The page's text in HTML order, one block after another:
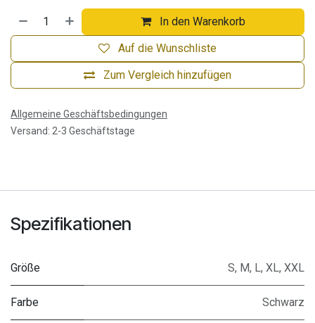
In den Warenkorb
Zum Vergleich hinzufügen
Auf die Wunschliste
Allgemeine Geschäftsbedingungen
Versand: 2-3 Geschäftstage
Spezifikationen
Größe S, M, L, XL, XXL
Farbe Schwarz